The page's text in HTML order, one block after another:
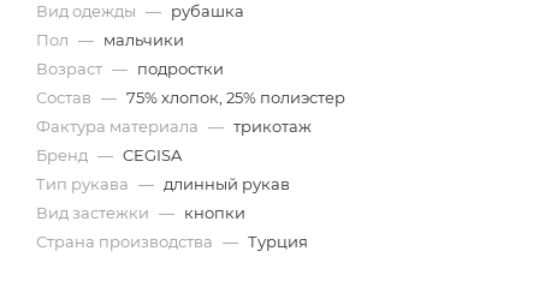
Вид одежды — рубашка
Пол — мальчики
Возраст — подростки
Состав — 75% хлопок, 25% полиэстер
Фактура материала — трикотаж
Бренд — CEGISA
Тип рукава — длинный рукав
Вид застежки — кнопки
Страна производства — Турция